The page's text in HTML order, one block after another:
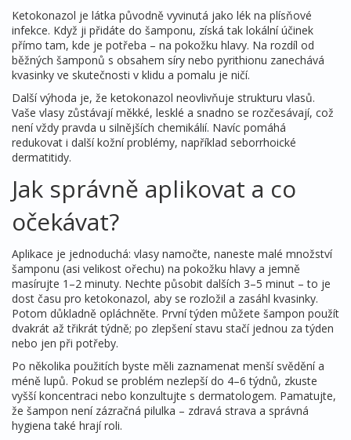
Ketokonazol je látka původně vyvinutá jako lék na plísňové
infekce. Když ji přidáte do šamponu, získá tak lokální účinek
přímo tam, kde je potřeba – na pokožku hlavy. Na rozdíl od
běžných šamponů s obsahem síry nebo pyrithionu zanechává
kvasinky ve skutečnosti v klidu a pomalu je ničí.
Další výhoda je, že ketokonazol neovlivňuje strukturu vlasů.
Vaše vlasy zůstávají měkké, lesklé a snadno se rozčesávají, což
není vždy pravda u silnějších chemikálií. Navíc pomáhá
redukovat i další kožní problémy, například seborrhoické
dermatitidy.
Jak správně aplikovat a co
očekávat?
Aplikace je jednoduchá: vlasy namočte, naneste malé množství
šamponu (asi velikost ořechu) na pokožku hlavy a jemně
masírujte 1–2 minuty. Nechte působit dalších 3–5 minut – to je
dost času pro ketokonazol, aby se rozložil a zasáhl kvasinky.
Potom důkladně opláchněte. První týden můžete šampon použít
dvakrát až třikrát týdně; po zlepšení stavu stačí jednou za týden
nebo jen při potřeby.
Po několika použitích byste měli zaznamenat menší svědění a
méně lupů. Pokud se problém nezlepší do 4–6 týdnů, zkuste
vyšší koncentraci nebo konzultujte s dermatologem. Pamatujte,
že šampon není zázračná pilulka – zdravá strava a správná
hygiena také hrají roli.